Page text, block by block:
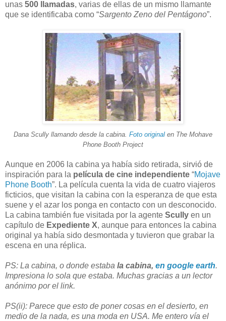
unas 500 llamadas, varias de ellas de un mismo llamante
que se identificaba como “Sargento Zeno del Pentágono”.
Dana Scully llamando desde la cabina. Foto original en The Mohave
Phone Booth Project
Aunque en 2006 la cabina ya había sido retirada, sirvió de
inspiración para la película de cine independiente “Mojave
Phone Booth”. La película cuenta la vida de cuatro viajeros
ficticios, que visitan la cabina con la esperanza de que esta
suene y el azar los ponga en contacto con un desconocido.
La cabina también fue visitada por la agente Scully en un
capítulo de Expediente X, aunque para entonces la cabina
original ya había sido desmontada y tuvieron que grabar la
escena en una réplica.
PS: La cabina, o donde estaba la cabina, en google earth.
Impresiona lo sola que estaba. Muchas gracias a un lector
anónimo por el link.
PS(ii): Parece que esto de poner cosas en el desierto, en
medio de la nada, es una moda en USA. Me entero vía el